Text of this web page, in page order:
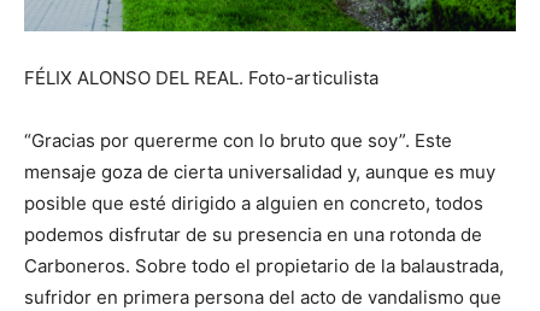
FÉLIX ALONSO DEL REAL. Foto-articulista
“Gracias por quererme con lo bruto que soy”. Este
mensaje goza de cierta universalidad y, aunque es muy
posible que esté dirigido a alguien en concreto, todos
podemos disfrutar de su presencia en una rotonda de
Carboneros. Sobre todo el propietario de la balaustrada,
sufridor en primera persona del acto de vandalismo que